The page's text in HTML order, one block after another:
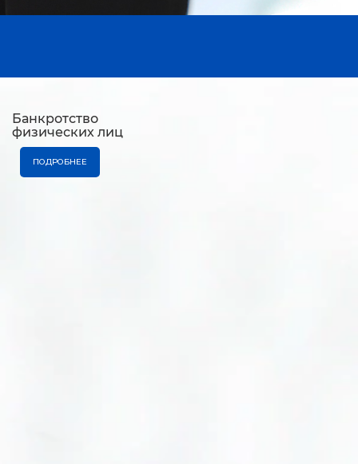
Банкротство
физических лиц
ПОДРОБНЕЕ